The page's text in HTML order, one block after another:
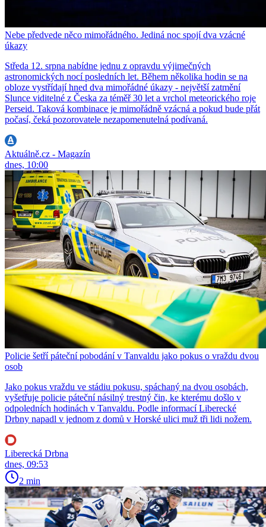
Nebe předvede něco mimořádného. Jediná noc spojí dva vzácné
úkazy
Středa 12. srpna nabídne jednu z opravdu výjimečných
astronomických nocí posledních let. Během několika hodin se na
obloze vystřídají hned dva mimořádné úkazy - největší zatmění
Slunce viditelné z Česka za téměř 30 let a vrchol meteorického roje
Perseid. Taková kombinace je mimořádně vzácná a pokud bude přát
počasí, čeká pozorovatele nezapomenutelná podívaná.
Aktuálně.cz - Magazín
dnes, 10:00
Policie šetří páteční pobodání v Tanvaldu jako pokus o vraždu dvou
osob
Jako pokus vraždu ve stádiu pokusu, spáchaný na dvou osobách,
vyšetřuje policie páteční násilný trestný čin, ke kterému došlo v
odpoledních hodinách v Tanvaldu. Podle informací Liberecké
Drbny napadl v jednom z domů v Horské ulici muž tři lidi nožem.
Liberecká Drbna
dnes, 09:53
2 min